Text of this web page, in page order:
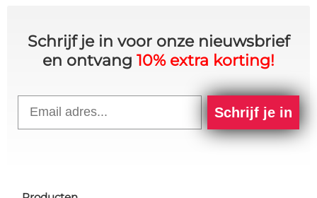
Schrijf je in voor onze nieuwsbrief
en ontvang 10% extra korting!
Schrijf je in